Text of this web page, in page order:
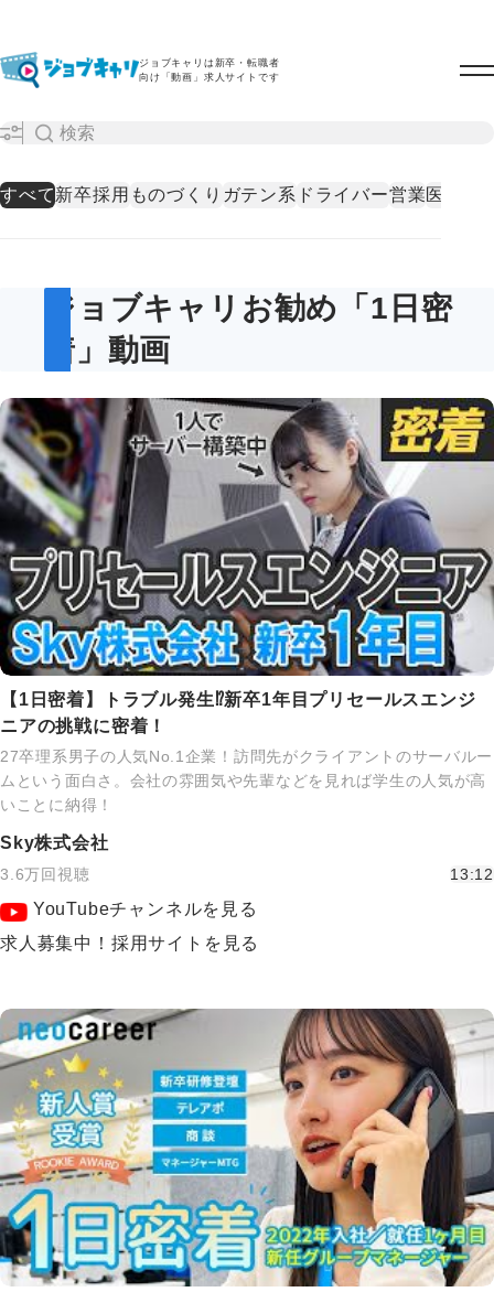
ジョブキャリは新卒・転職者
向け「動画」求人サイトです
すべて新卒採用 ものづくり ガテン系 ドライバー営業医療・
ジョブキャリお勧め「1日密
着」動画
【1日密着】トラブル発生⁉新卒1年目プリセールスエンジ
ニアの挑戦に密着！
27卒理系男子の人気No.1企業！訪問先がクライアントのサーバルー
ムという面白さ。会社の雰囲気や先輩などを見れば学生の人気が高
いことに納得！
Sky株式会社
3.6万回視聴 13:12
YouTubeチャンネルを見る
求人募集中！採用サイトを見る